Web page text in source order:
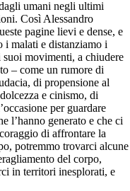
umani negli ultimi
Così Alessandro
pagine lievi e dense, e
i malati e distanziamo i
movimenti, a chiudere
– come un rumore di
di propensione al
e cinismo, di
per guardare
l’hanno generato e che ci
di affrontare la
potremmo trovarci alcune
del corpo,
in territori inesplorati, e